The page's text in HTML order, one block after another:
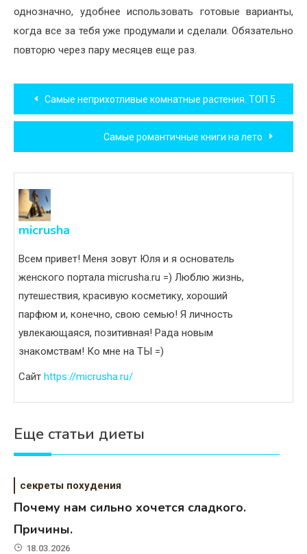
однозначно, удобнее использовать готовые варианты,
когда все за тебя уже продумали и сделали. Обязательно
повторю через пару месяцев еще раз.
Навигация
по
записям
Самые неприхотливые комнатные растения. ТОП 5
Самые романтичные книги на лето
micrusha
Всем привет! Меня зовут Юля и я основатель
женского портала micrusha.ru =) Люблю жизнь,
путешествия, красивую косметику, хороший
парфюм и, конечно, свою семью! Я личность
увлекающаяся, позитивная! Рада новым
знакомствам! Ко мне на ТЫ =)
Сайт https://micrusha.ru/
Еще статьи диеты
секреты похудения
Почему нам сильно хочется сладкого.
Причины.
18.03.2026